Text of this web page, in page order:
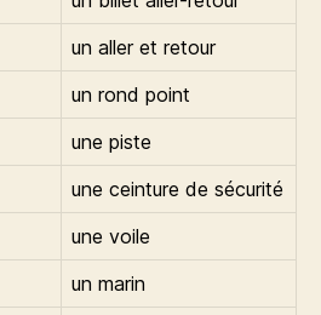
un aller et retour
un rond point
une piste
une ceinture de sécurité
une voile
un marin